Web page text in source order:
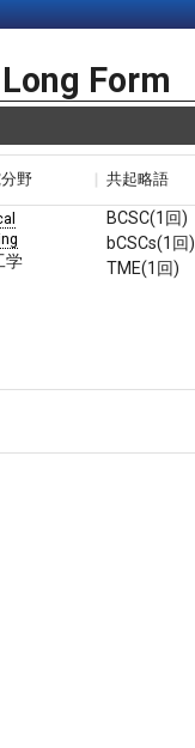
Form
野 共起略語
学
BCSC(1回)
bCSCs(1回)
TME(1回)